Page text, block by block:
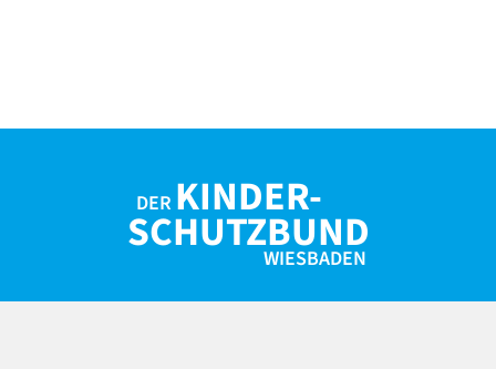
DER KINDER-
SCHUTZBUND
WIESBADEN